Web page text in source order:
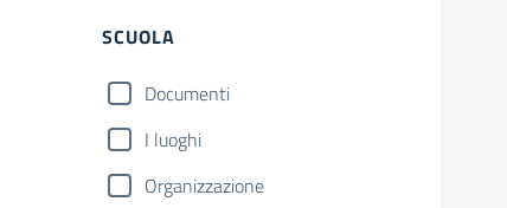
SCUOLA
Documenti
I luoghi
Organizzazione